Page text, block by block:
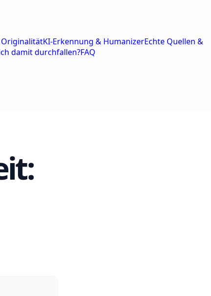
OriginalitätKI-Erkennung & HumanizerEchte Quellen &
damit durchfallen?FAQ